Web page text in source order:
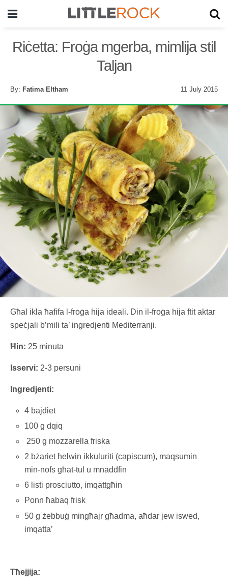
Riċetta: Froġa mgerba, mimlija stil
Taljan
By: Fatima Eltham 11 July 2015
Għal ikla ħafifa l-froġa hija ideali. Din il-froġa hija ftit aktar
speċjali b’mili ta’ ingredjenti Mediterranji.
Ħin: 25 minuta
Isservi: 2-3 persuni
Ingredjenti:
4 bajdiet
100 g dqiq
250 g mozzarella friska
2 bżariet ħelwin ikkuluriti (capiscum), maqsumin
min-nofs għat-tul u mnaddfin
6 listi prosciutto, imqattgħin
Ponn ħabaq frisk
50 g żebbuġ mingħajr għadma, aħdar jew iswed,
imqatta’
Tħejjija: